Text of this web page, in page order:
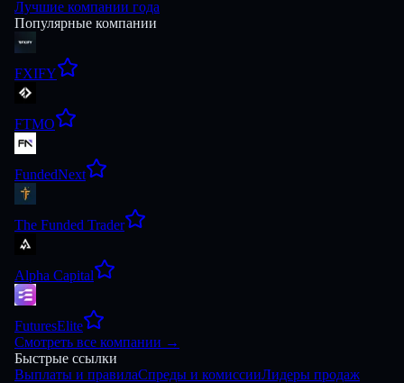
Лучшие компании года
Популярные компании
FXIFY
FTMO
FundedNext
The Funded Trader
Alpha Capital
FuturesElite
Смотреть все компании →
Быстрые ссылки
Выплаты и правилаСпреды и комиссииЛидеры продаж